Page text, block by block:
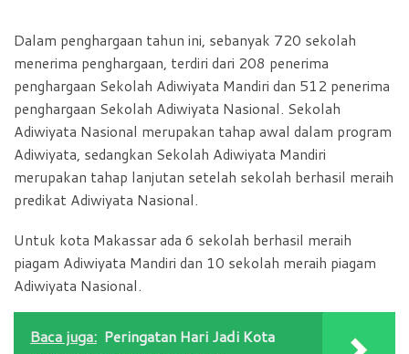
Dalam penghargaan tahun ini, sebanyak 720 sekolah
menerima penghargaan, terdiri dari 208 penerima
penghargaan Sekolah Adiwiyata Mandiri dan 512 penerima
penghargaan Sekolah Adiwiyata Nasional. Sekolah
Adiwiyata Nasional merupakan tahap awal dalam program
Adiwiyata, sedangkan Sekolah Adiwiyata Mandiri
merupakan tahap lanjutan setelah sekolah berhasil meraih
predikat Adiwiyata Nasional.
Untuk kota Makassar ada 6 sekolah berhasil meraih
piagam Adiwiyata Mandiri dan 10 sekolah meraih piagam
Adiwiyata Nasional.
Baca juga: Peringatan Hari Jadi Kota